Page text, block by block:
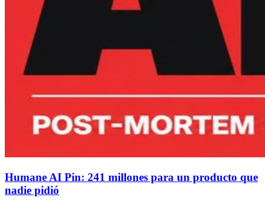
Humane AI Pin: 241 millones para un producto que
nadie pidió